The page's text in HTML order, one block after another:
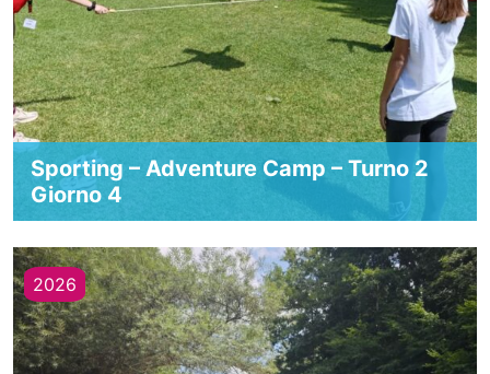
Sporting – Adventure Camp – Turno 2
Giorno 4
2026